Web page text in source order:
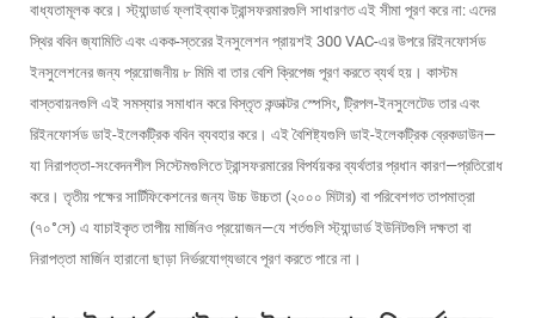
বাধ্যতামূলক করে। স্ট্যান্ডার্ড ফ্লাইব্যাক ট্রান্সফরমারগুলি সাধারণত এই সীমা পূরণ করে না: এদের
স্থির ববিন জ্যামিতি এবং একক-স্তরের ইনসুলেশন প্রায়শই 300 VAC-এর উপরে রিইনফোর্সড
ইনসুলেশনের জন্য প্রয়োজনীয় ৮ মিমি বা তার বেশি ক্রিপেজ পূরণ করতে ব্যর্থ হয়। কাস্টম
বাস্তবায়নগুলি এই সমস্যার সমাধান করে বিস্তৃত কন্ডাক্টর স্পেসিং, ট্রিপল-ইনসুলেটেড তার এবং
রিইনফোর্সড ডাই-ইলেকট্রিক ববিন ব্যবহার করে। এই বৈশিষ্ট্যগুলি ডাই-ইলেকট্রিক ব্রেকডাউন—
যা নিরাপত্তা-সংবেদনশীল সিস্টেমগুলিতে ট্রান্সফরমারের বিপর্যয়কর ব্যর্থতার প্রধান কারণ—প্রতিরোধ
করে। তৃতীয় পক্ষের সার্টিফিকেশনের জন্য উচ্চ উচ্চতা (২০০০ মিটার) বা পরিবেশগত তাপমাত্রা
(৭০°সে) এ যাচাইকৃত তাপীয় মার্জিনও প্রয়োজন—যে শর্তগুলি স্ট্যান্ডার্ড ইউনিটগুলি দক্ষতা বা
নিরাপত্তা মার্জিন হারানো ছাড়া নির্ভরযোগ্যভাবে পূরণ করতে পারে না।